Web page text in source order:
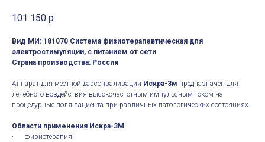
101 150 р.
Вид МИ: 181070 Система физиотерапевтическая для
электростимуляции, с питанием от сети
Страна производства: Россия
Аппарат для местной дарсонвализации Искра-3м предназначен для
лечебного воздействия высокочастотным импульсным током на
процедурные поля пациента при различных патологических состояниях.
Области применения Искра-3М
· физиотерапия